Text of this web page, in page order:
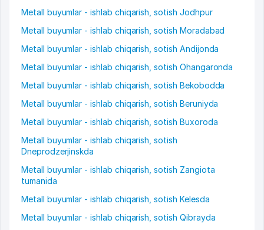
Metall buyumlar - ishlab chiqarish, sotish Jodhpur
Metall buyumlar - ishlab chiqarish, sotish Moradabad
Metall buyumlar - ishlab chiqarish, sotish Andijonda
Metall buyumlar - ishlab chiqarish, sotish Ohangaronda
Metall buyumlar - ishlab chiqarish, sotish Bekobodda
Metall buyumlar - ishlab chiqarish, sotish Beruniyda
Metall buyumlar - ishlab chiqarish, sotish Buxoroda
Metall buyumlar - ishlab chiqarish, sotish
Dneprodzerjinskda
Metall buyumlar - ishlab chiqarish, sotish Zangiota
tumanida
Metall buyumlar - ishlab chiqarish, sotish Kelesda
Metall buyumlar - ishlab chiqarish, sotish Qibrayda